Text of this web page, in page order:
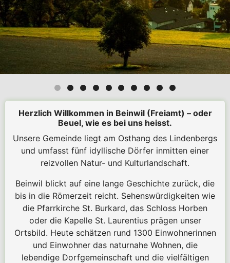
Herzlich Willkommen in Beinwil (Freiamt) – oder
Beuel, wie es bei uns heisst.
Unsere Gemeinde liegt am Osthang des Lindenbergs
und umfasst fünf idyllische Dörfer inmitten einer
reizvollen Natur- und Kulturlandschaft.
Beinwil blickt auf eine lange Geschichte zurück, die
bis in die Römerzeit reicht. Sehenswürdigkeiten wie
die Pfarrkirche St. Burkard, das Schloss Horben
oder die Kapelle St. Laurentius prägen unser
Ortsbild. Heute schätzen rund 1300 Einwohnerinnen
und Einwohner das naturnahe Wohnen, die
lebendige Dorfgemeinschaft und die vielfältigen